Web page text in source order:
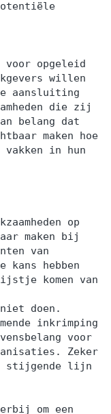
Kort
in het
wordt
organisatie
voor opgeleid
willen
aansluiting
die zij
belang dat
maken hoe
vakken in hun
op
maken bij
van
hebben
komen van
doen.
inkrimping
voor
Zeker
stijgende lijn
om een